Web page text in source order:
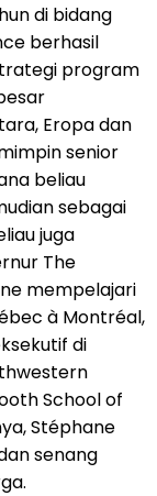
di bidang
berhasil
program
Eropa dan
senior
beliau
sebagai
juga
The
mempelajari
à Montréal,
di
School of
Stéphane
senang